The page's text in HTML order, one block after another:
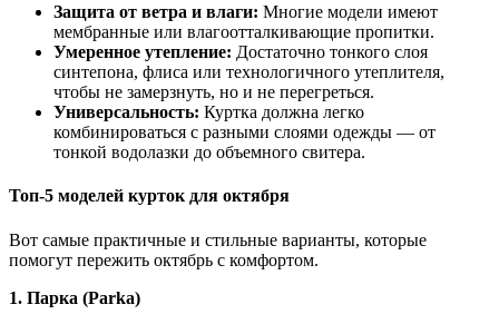
Защита от ветра и влаги: Многие модели имеют
мембранные или влагоотталкивающие пропитки.
Умеренное утепление: Достаточно тонкого слоя
синтепона, флиса или технологичного утеплителя,
чтобы не замерзнуть, но и не перегреться.
Универсальность: Куртка должна легко
комбинироваться с разными слоями одежды — от
тонкой водолазки до объемного свитера.
Топ-5 моделей курток для октября
Вот самые практичные и стильные варианты, которые
помогут пережить октябрь с комфортом.
1. Парка (Parka)